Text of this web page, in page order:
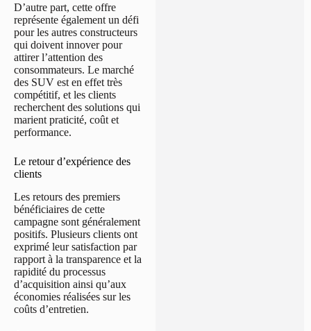
D’autre part, cette offre
représente également un défi
pour les autres constructeurs
qui doivent innover pour
attirer l’attention des
consommateurs. Le marché
des SUV est en effet très
compétitif, et les clients
recherchent des solutions qui
marient praticité, coût et
performance.
Le retour d’expérience des
clients
Les retours des premiers
bénéficiaires de cette
campagne sont généralement
positifs. Plusieurs clients ont
exprimé leur satisfaction par
rapport à la transparence et la
rapidité du processus
d’acquisition ainsi qu’aux
économies réalisées sur les
coûts d’entretien.